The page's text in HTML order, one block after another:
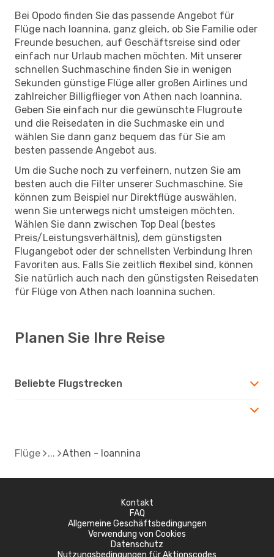
Bei Opodo finden Sie das passende Angebot für
Flüge nach Ioannina, ganz gleich, ob Sie Familie oder
Freunde besuchen, auf Geschäftsreise sind oder
einfach nur Urlaub machen möchten. Mit unserer
schnellen Suchmaschine finden Sie in wenigen
Sekunden günstige Flüge aller großen Airlines und
zahlreicher Billigflieger von Athen nach Ioannina.
Geben Sie einfach nur die gewünschte Flugroute
und die Reisedaten in die Suchmaske ein und
wählen Sie dann ganz bequem das für Sie am
besten passende Angebot aus.
Um die Suche noch zu verfeinern, nutzen Sie am
besten auch die Filter unserer Suchmaschine. Sie
können zum Beispiel nur Direktflüge auswählen,
wenn Sie unterwegs nicht umsteigen möchten.
Wählen Sie dann zwischen Top Deal (bestes
Preis/Leistungsverhältnis), dem günstigsten
Flugangebot oder der schnellsten Verbindung Ihren
Favoriten aus. Falls Sie zeitlich flexibel sind, können
Sie natürlich auch nach den günstigsten Reisedaten
für Flüge von Athen nach Ioannina suchen.
Planen Sie Ihre Reise
Beliebte Flugstrecken
Flüge Athen - Ioannina
Kontakt
FAQ
Allgemeine Geschäftsbedingungen
Verwendung von Cookies
Datenschutz
Nutzungsbedingungen für Aktionscodes